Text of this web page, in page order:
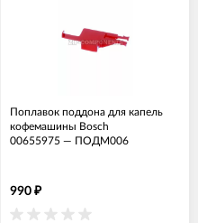
Поплавок поддона для капель
кофемашины Bosch
00655975 — ПОДМ006
990 ₽